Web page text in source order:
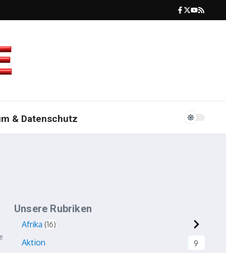
& Datenschutz
Unsere Rubriken
Afrika 16
Aktion
9